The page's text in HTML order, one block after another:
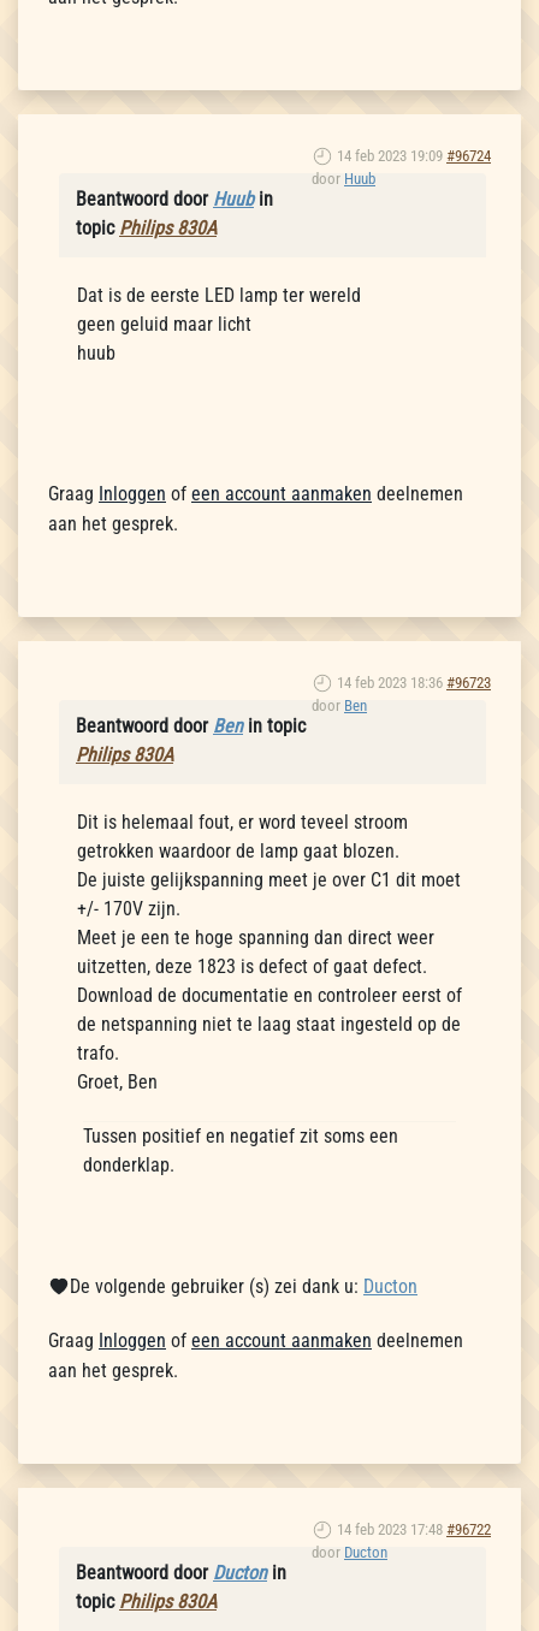
14 feb 2023 19:09 #96724
door Huub
Beantwoord door Huubin
topic Philips 830A
Dat is de eerste LED lamp ter wereld
geen geluid maar licht
huub
Graag Inloggen of een account aanmaken deelnemen
aan het gesprek.
14 feb 2023 18:36 #96723
door Ben
Beantwoord door Benin topic
Philips 830A
Dit is helemaal fout, er word teveel stroom
getrokken waardoor de lamp gaat blozen.
De juiste gelijkspanning meet je over C1 dit moet
+/- 170V zijn.
Meet je een te hoge spanning dan direct weer
uitzetten, deze 1823 is defect of gaat defect.
Download de documentatie en controleer eerst of
de netspanning niet te laag staat ingesteld op de
trafo.
Groet, Ben
Tussen positief en negatief zit soms een
donderklap.
De volgende gebruiker (s) zei dank u: Ducton
Graag Inloggen of een account aanmaken deelnemen
aan het gesprek.
14 feb 2023 17:48 #96722
door Ducton
Beantwoord door Ductonin
topic Philips 830A